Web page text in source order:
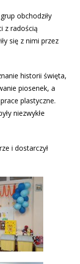
obchodziły
z radością
się z nimi przez
historii święta,
piosenek, a
plastyczne.
niezwykłe
i dostarczył